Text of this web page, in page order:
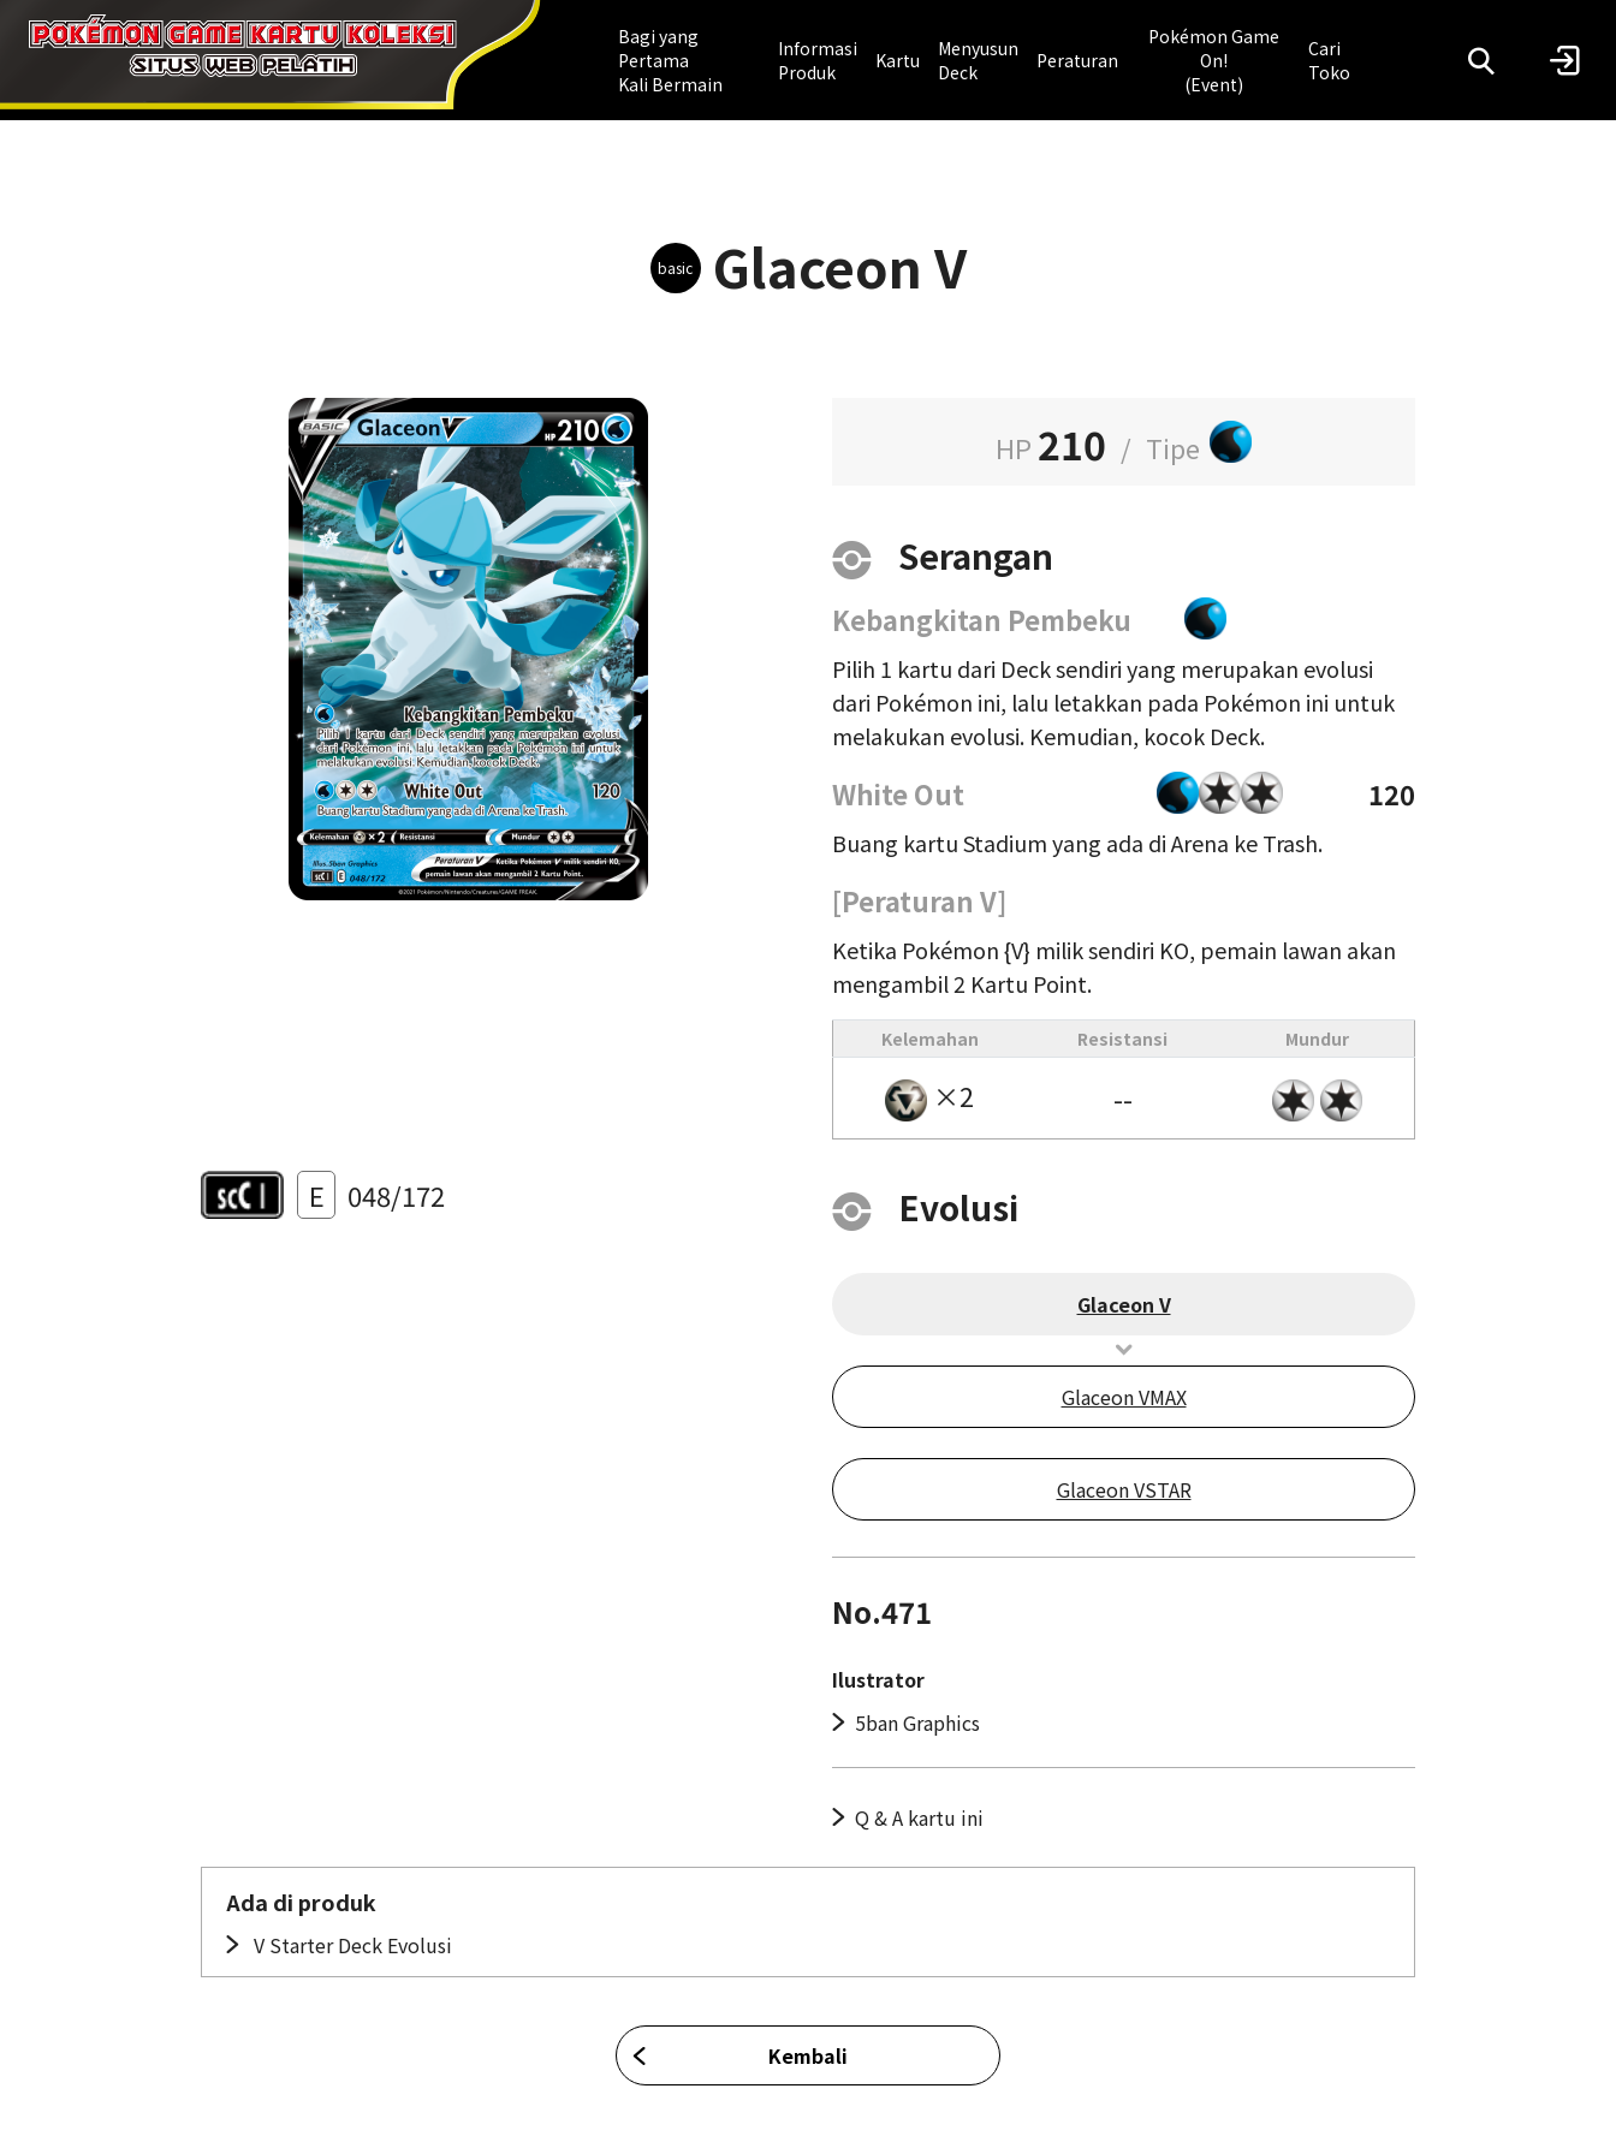
Bagi yang
Pertama
Kali Bermain
Informasi
Produk
Kartu
Menyusun
Deck
Peraturan
Pokémon Game
On!
(Event)
Cari
Toko
basic Glaceon V
HP 210 / Tipe
Serangan
Kebangkitan Pembeku
Pilih 1 kartu dari Deck sendiri yang merupakan evolusi
dari Pokémon ini, lalu letakkan pada Pokémon ini untuk
melakukan evolusi. Kemudian, kocok Deck.
White Out 120
Buang kartu Stadium yang ada di Arena ke Trash.
[Peraturan V]
Ketika Pokémon {V} milik sendiri KO, pemain lawan akan
mengambil 2 Kartu Point.
Kelemahan Resistansi Mundur
×2 --
E 048/172 Evolusi
Glaceon V
Glaceon VMAX
Glaceon VSTAR
No.471
Ilustrator
5ban Graphics
Q & A kartu ini
Ada di produk
V Starter Deck Evolusi
Kembali